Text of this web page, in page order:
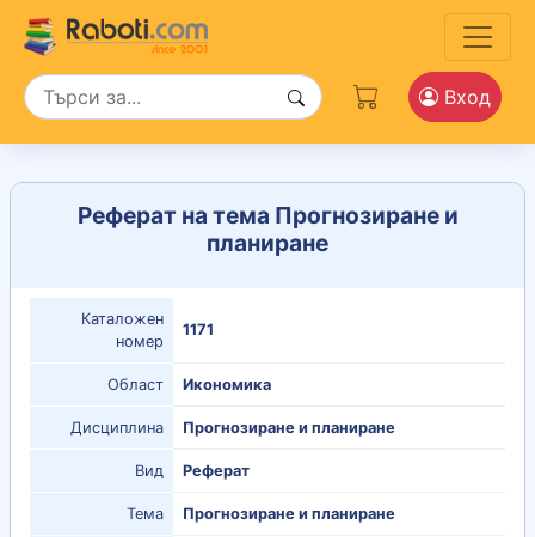
Вход
Реферат на тема Прогнозиране и
планиране
Каталожен
номер
1171
Област Икономика
Дисциплина Прогнозиране и планиране
Вид Реферат
Тема Прогнозиране и планиране